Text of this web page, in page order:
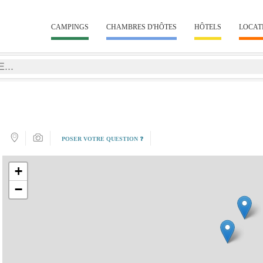
CAMPINGS CHAMBRES D'HÔTES HÔTELS
POSER VOTRE QUESTION ❓
+
−